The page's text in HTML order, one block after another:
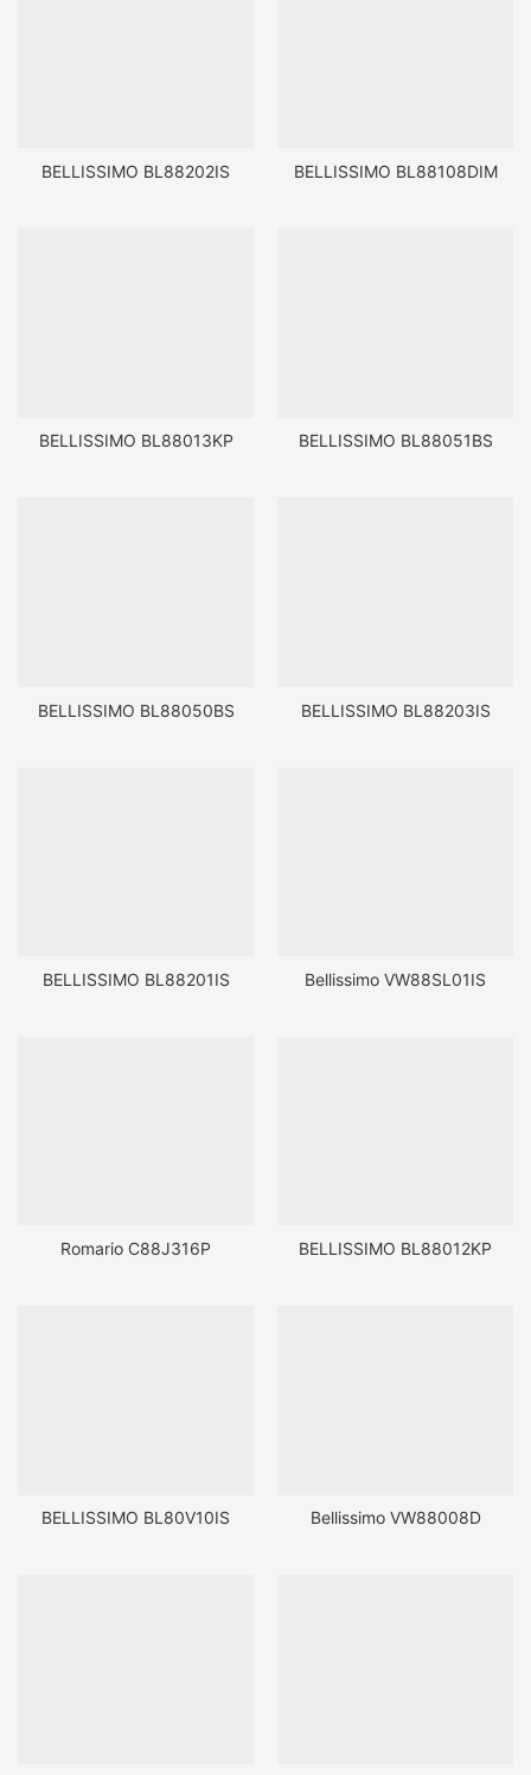
BELLISSIMO BL88202IS BELLISSIMO BL88108DIM
BELLISSIMO BL88013KP BELLISSIMO BL88051BS
BELLISSIMO BL88050BS BELLISSIMO BL88203IS
BELLISSIMO BL88201IS Bellissimo VW88SL01IS
Romario C88J316P BELLISSIMO BL88012KP
BELLISSIMO BL80V10IS Bellissimo VW88008D